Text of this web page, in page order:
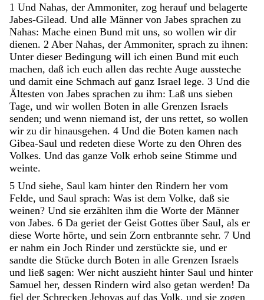
1 Und Nahas, der Ammoniter, zog herauf und belagerte
Jabes-Gilead. Und alle Männer von Jabes sprachen zu
Nahas: Mache einen Bund mit uns, so wollen wir dir
dienen. 2 Aber Nahas, der Ammoniter, sprach zu ihnen:
Unter dieser Bedingung will ich einen Bund mit euch
machen, daß ich euch allen das rechte Auge aussteche
und damit eine Schmach auf ganz Israel lege. 3 Und die
Ältesten von Jabes sprachen zu ihm: Laß uns sieben
Tage, und wir wollen Boten in alle Grenzen Israels
senden; und wenn niemand ist, der uns rettet, so wollen
wir zu dir hinausgehen. 4 Und die Boten kamen nach
Gibea-Saul und redeten diese Worte zu den Ohren des
Volkes. Und das ganze Volk erhob seine Stimme und
weinte.
5 Und siehe, Saul kam hinter den Rindern her vom
Felde, und Saul sprach: Was ist dem Volke, daß sie
weinen? Und sie erzählten ihm die Worte der Männer
von Jabes. 6 Da geriet der Geist Gottes über Saul, als er
diese Worte hörte, und sein Zorn entbrannte sehr. 7 Und
er nahm ein Joch Rinder und zerstückte sie, und er
sandte die Stücke durch Boten in alle Grenzen Israels
und ließ sagen: Wer nicht auszieht hinter Saul und hinter
Samuel her, dessen Rindern wird also getan werden! Da
fiel der Schrecken Jehovas auf das Volk, und sie zogen